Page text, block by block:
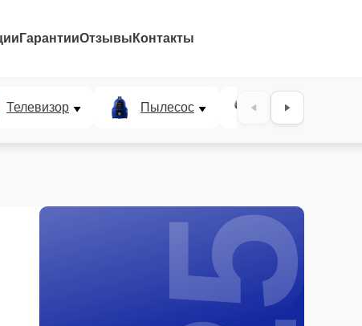
ГарантииОтзывы Контакты
Телевизор Пылесос Проектор
25%